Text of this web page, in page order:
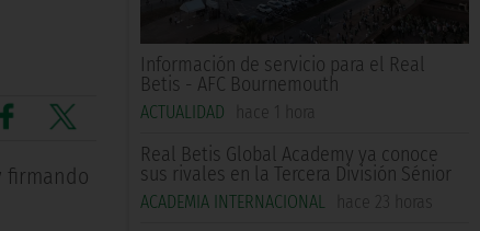
Información de servicio para el Real
Betis - AFC Bournemouth
ACTUALIDAD hace 1 hora
Real Betis Global Academy ya conoce
sus rivales en la Tercera División Sénior
ACADEMIA INTERNACIONAL hace 23 horas
firmando